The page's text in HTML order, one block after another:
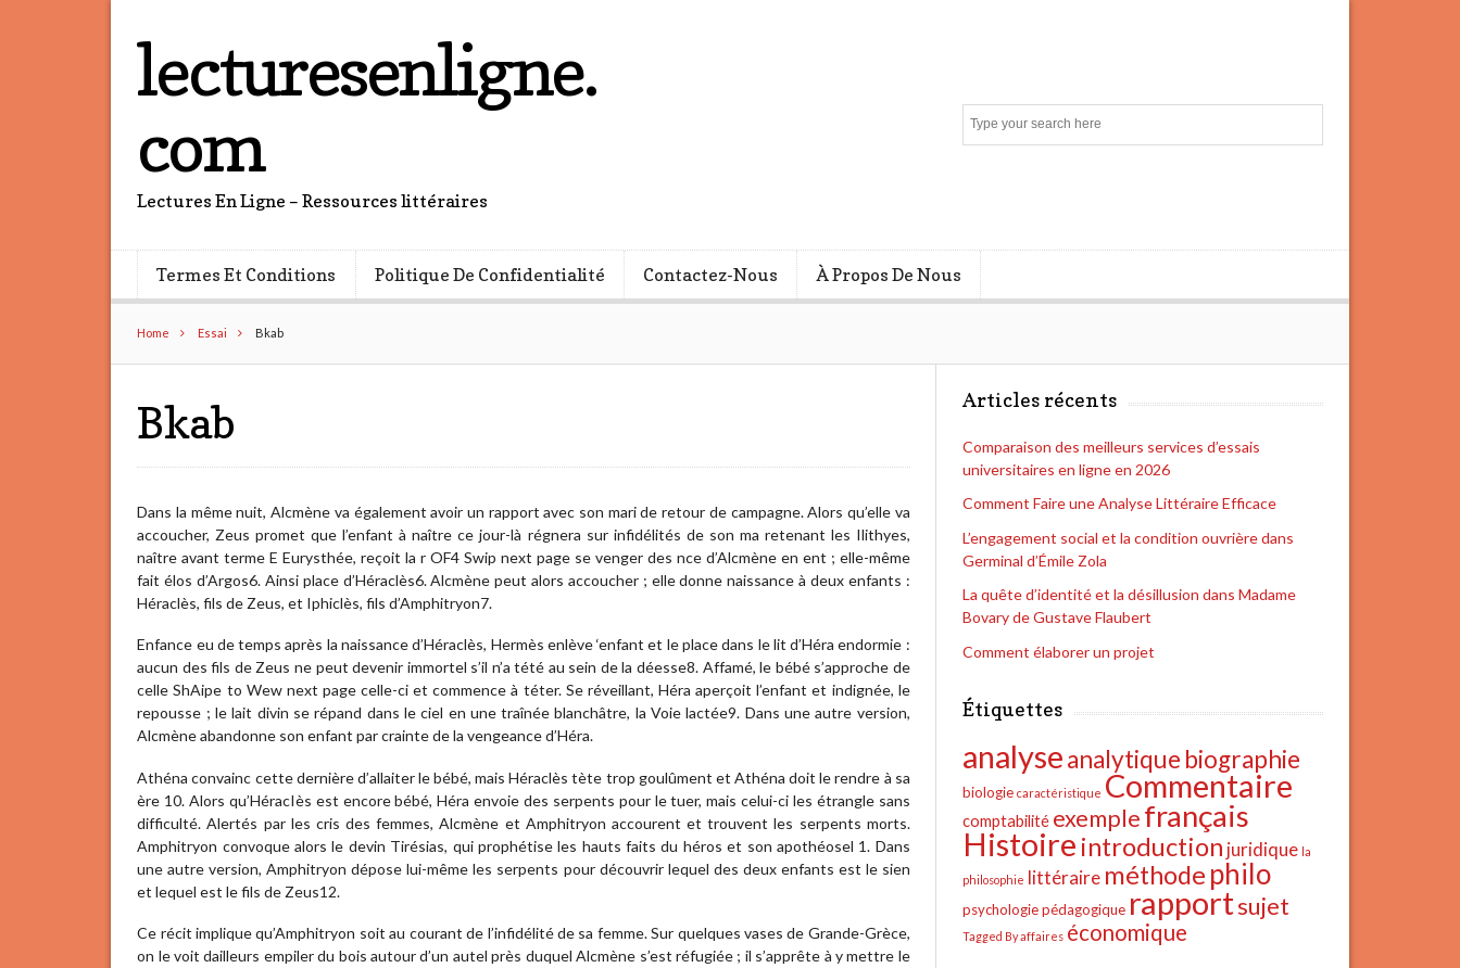
lecturesenligne.
com
Lectures En Ligne – Ressources littéraires
e
Termes Et Conditions Politique De Confidentialité Contactez-Nous À Propos De Nous
Home Essai Bkab
Bkab
Dans la même nuit, Alcmène va également avoir un rapport avec son mari de retour de campagne. Alors qu’elle va
accoucher, Zeus promet que l’enfant à naître ce jour-là régnera sur infidélités de son ma retenant les Ilithyes,
naître avant terme E Eurysthée, reçoit la r OF4 Swip next page se venger des nce d’Alcmène en ent ; elle-même
fait élos d’Argos6. Ainsi place d’Héraclès6. Alcmène peut alors accoucher ; elle donne naissance à deux enfants :
Héraclès, fils de Zeus, et Iphiclès, fils d’Amphitryon7.
Enfance eu de temps après la naissance d’Héraclès, Hermès enlève ‘enfant et le place dans le lit d’Héra endormie :
aucun des fils de Zeus ne peut devenir immortel s’il n’a tété au sein de la déesse8. Affamé, le bébé s’approche de
celle ShAipe to Wew next page celle-ci et commence à téter. Se réveillant, Héra aperçoit l’enfant et indignée, le
repousse ; le lait divin se répand dans le ciel en une traînée blanchâtre, la Voie lactée9. Dans une autre version,
Alcmène abandonne son enfant par crainte de la vengeance d’Héra.
Athéna convainc cette dernière d’allaiter le bébé, mais Héraclès tète trop goulûment et Athéna doit le rendre à sa
ère 10. Alors qu’HéracIès est encore bébé, Héra envoie des serpents pour le tuer, mais celui-ci les étrangle sans
difficulté. Alertés par les cris des femmes, Alcmène et Amphitryon accourent et trouvent les serpents morts.
Amphitryon convoque alors le devin Tirésias, qui prophétise les hauts faits du héros et son apothéosel 1. Dans
une autre version, Amphitryon dépose lui-même les serpents pour découvrir lequel des deux enfants est le sien
et lequel est le fils de Zeus12.
Ce récit implique qu’Amphitryon soit au courant de l’infidélité de sa femme. Sur quelques vases de Grande-Grèce,
on le voit dailleurs empiler du bois autour d’un autel près duquel Alcmène s’est réfugiée ; il s’apprête à y mettre le
Articles récents
Comparaison des meilleurs services d’essais
universitaires en ligne en 2026
Comment Faire une Analyse Littéraire Efficace
L’engagement social et la condition ouvrière dans
Germinal d’Émile Zola
La quête d’identité et la désillusion dans Madame
Bovary de Gustave Flaubert
Comment élaborer un projet
Étiquettes
analyseanalytique biographie
biologie caractéristique Commentaire
comptabilité exemplefrançais
Histoire introduction juridique la
philosophie littéraire méthode philo
psychologie pédagogique rapportsujet
Tagged By affaires économique